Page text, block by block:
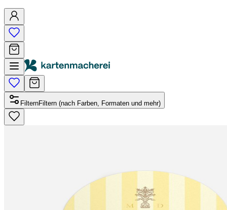
FilternFiltern (nach Farben, Formaten und mehr)